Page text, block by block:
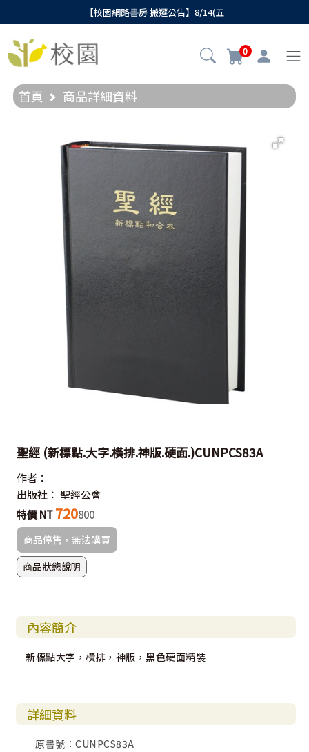
【校園網路書房 搬遷公告】8/14(五
0
首頁 商品詳細資料
聖經 (新標點.大字.橫排.神版.硬面.)CUNPCS83A
作者：
出版社： 聖經公會
特價 NT 720800
商品停售，無法購買
商品狀態說明
內容簡介
新標點大字，橫排，神版，黑色硬面精裝
詳細資料
原書號：CUNPCS83A